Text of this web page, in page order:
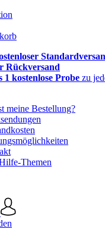
Rückversand
1 kostenlose Probe zu
meine Bestellung?
Themen